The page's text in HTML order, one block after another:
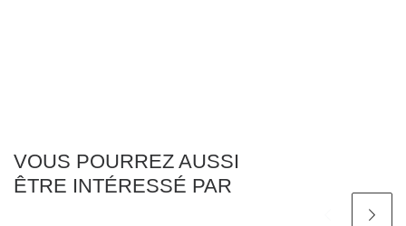
VOUS POURREZ AUSSI
ÊTRE INTÉRESSÉ PAR